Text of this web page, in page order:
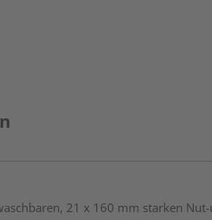
21 x 160 mm starken